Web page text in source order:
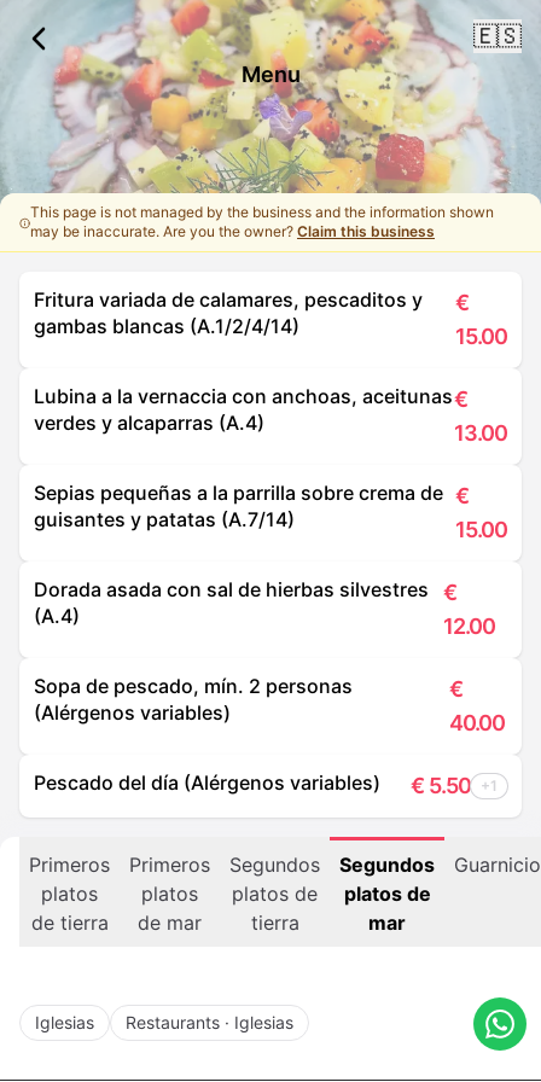
🇪🇸
Menu
This page is not managed by the business and the information shown
may be inaccurate. Are you the owner?Claim this business
Fritura variada de calamares, pescaditos y
gambas blancas (A.1/2/4/14)
€
15.00
Lubina a la vernaccia con anchoas, aceitunas
verdes y alcaparras (A.4)
€
13.00
Sepias pequeñas a la parrilla sobre crema de
guisantes y patatas (A.7/14)
€
15.00
Dorada asada con sal de hierbas silvestres
(A.4)
€
12.00
Sopa de pescado, mín. 2 personas
(Alérgenos variables)
€
40.00
Pescado del día (Alérgenos variables) € 5.50 +1
Primeros
platos
de tierra
Primeros
platos
de mar
Segundos
platos de
tierra
Segundos
platos de
mar
Iglesias Restaurants · Iglesias